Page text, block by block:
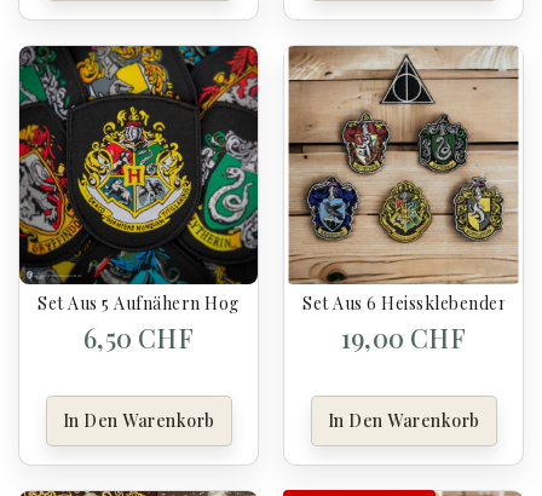
Set Aus 5 Aufnähern Hogwarts-Häuser - Harry Potter
6,50 CHF
In Den Warenkorb
Set Aus 6 Heissklebenden
19,00 CHF
In Den Warenkorb